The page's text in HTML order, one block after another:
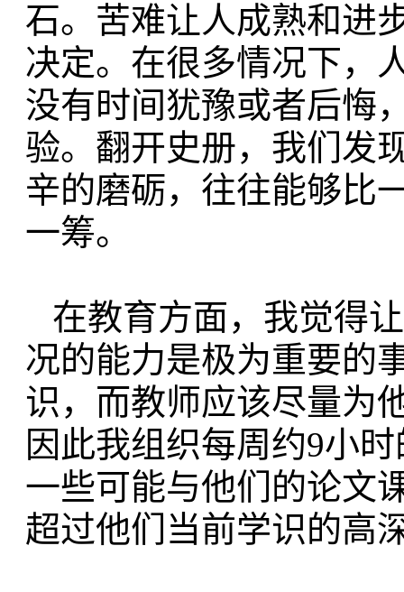
石。 苦难让 人成熟和进
决定。在很多情况下，
没有时间犹豫或者后悔
验。翻开史册，我们发
辛的磨砺， 往往能够比
一筹。
在教育方面， 我觉得
况的能力是极为重要的
识， 而教师应该尽量为
因此我组织每周约9小
一些可能与他们的论文
超过他们 当前学识的高